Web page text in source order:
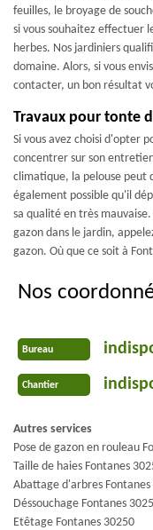
feuilles, le broyage de
si vous souhaitez effectuer
herbes. Nos jardiniers
domaine. Alors, si vous
contacter, un bon résultat
Travaux pour tonte
Si vous avez choisi d'opter
concentrer sur son
climatique, la pelouse peut
également possible qu'il
sa qualité en très
gazon dans le jardin,
gazon. Où que ce soit à
Nos
Bureau
Chantier
Autres services
Pose de gazon en rouleau
Taille de haies Fontanes
Abattage d'arbres Fontanes
Déssouchage Fontanes
Etêtage Fontanes 30250